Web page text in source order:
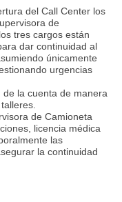
del Call Center los
de
tres cargos están
dar continuidad al
únicamente
urgencias
la cuenta de manera
de Camioneta
licencia médica
las
la continuidad